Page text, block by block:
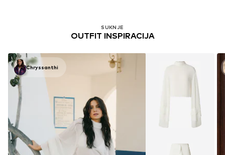
SUKNJE
OUTFIT INSPIRACIJA
Chryssanthi